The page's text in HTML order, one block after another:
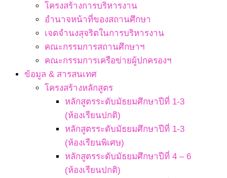
โครงสร้างการบริหารงาน
อำนาจหน้าที่ของสถานศึกษา
เจตจํานงสุจริตในการบริหารงาน
คณะกรรมการสถานศึกษาฯ
คณะกรรมการเครือข่ายผู้ปกครองฯ
ข้อมูล & สารสนเทศ
โครงสร้างหลักสูตร
หลักสูตรระดับมัธยมศึกษาปีที่ 1-3
(ห้องเรียนปกติ)
หลักสูตรระดับมัธยมศึกษาปีที่ 1-3
(ห้องเรียนพิเศษ)
หลักสูตรระดับมัธยมศึกษาปีที่ 4 – 6
(ห้องเรียนปกติ)